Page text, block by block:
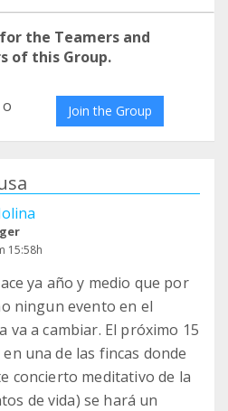
the Teamers and
of this Group.
o Join the Group
15:58h
ya año y medio que por
ningun evento en el
va a cambiar. El próximo 15
una de las fincas donde
concierto meditativo de la
de vida) se hará un